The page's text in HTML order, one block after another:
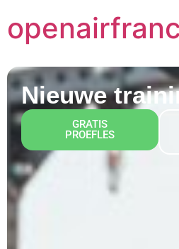
Nieuwe
GRATIS
PROEFLES